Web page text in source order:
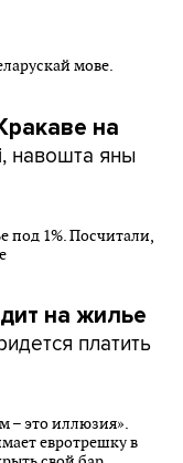
на
навошта яны
на жилье
платить